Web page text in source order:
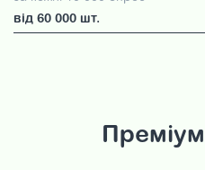
від 60 000 шт.
Преміум